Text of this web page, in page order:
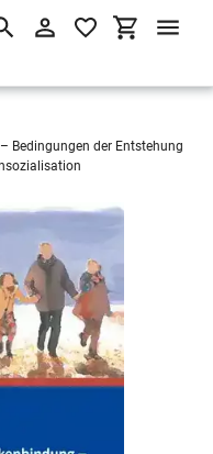
SuchenEinloggen
Bedingungen der Entstehung